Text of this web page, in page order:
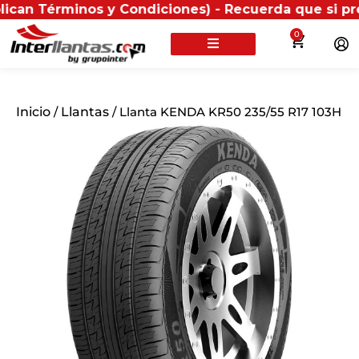
y Condiciones) - Recuerda que si
0
Inicio / Llantas / Llanta KENDA KR50 235/55 R17 103H